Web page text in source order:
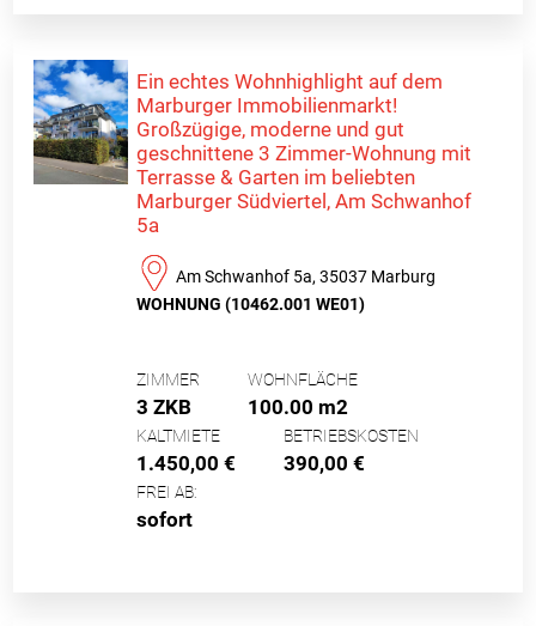
Ein echtes Wohnhighlight auf dem
Marburger Immobilienmarkt!
Großzügige, moderne und gut
geschnittene 3 Zimmer-Wohnung mit
Terrasse & Garten im beliebten
Marburger Südviertel, Am Schwanhof
5a
Am Schwanhof 5a, 35037 Marburg
WOHNUNG (10462.001 WE01)
ZIMMER
3 ZKB
WOHNFLÄCHE
100.00 m2
KALTMIETE
1.450,00 €
BETRIEBSKOSTEN
390,00 €
FREI AB:
sofort